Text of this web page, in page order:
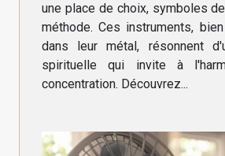
une place de choix, symboles
méthode. Ces instruments,
dans leur métal, résonnent
spirituelle qui invite à
concentration. Découvrez...